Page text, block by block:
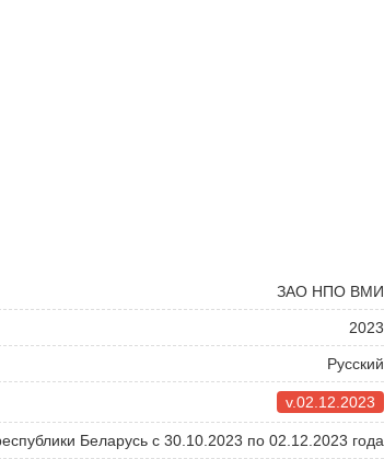
ЗАО НПО ВМИ
2023
Русский
v.02.12.2023
Беларусь с 30.10.2023 по 02.12.2023 года